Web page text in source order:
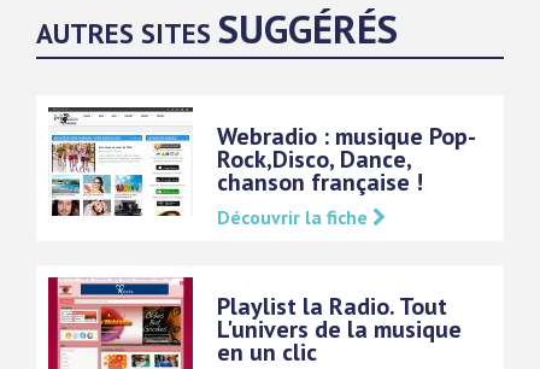
AUTRES SITES SUGGÉRÉS
Webradio : musique Pop-
Rock,Disco, Dance,
chanson française !
Découvrir la fiche
Playlist la Radio. Tout
L'univers de la musique
en un clic